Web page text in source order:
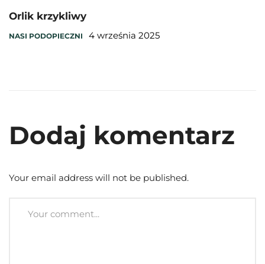
Orlik krzykliwy
NASI PODOPIECZNI 4 września 2025
Dodaj komentarz
Your email address will not be published.